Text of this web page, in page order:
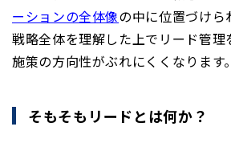
ーションの全体像の中に位置づけら
戦略全体を理解した上でリード管理
施策の方向性がぶれにくくなります。
そもそもリードとは何か？